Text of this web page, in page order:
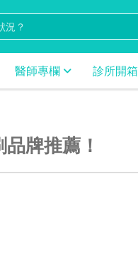
醫師專欄 診所開箱
牌推薦！